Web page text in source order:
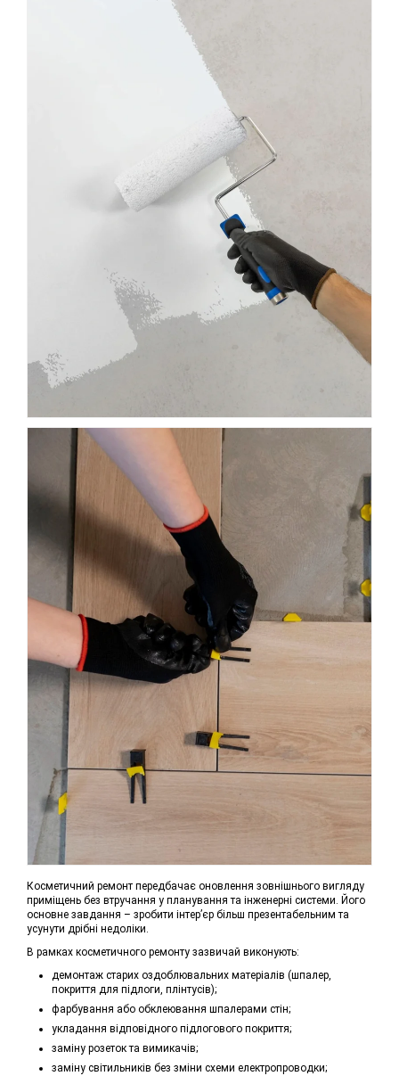
Косметичний ремонт передбачає оновлення зовнішнього вигляду
приміщень без втручання у планування та інженерні системи. Його
основне завдання – зробити інтер’єр більш презентабельним та
усунути дрібні недоліки.
В рамках косметичного ремонту зазвичай виконують:
демонтаж старих оздоблювальних матеріалів (шпалер,
покриття для підлоги, плінтусів);
фарбування або обклеювання шпалерами стін;
укладання відповідного підлогового покриття;
заміну розеток та вимикачів;
заміну світильників без зміни схеми електропроводки;